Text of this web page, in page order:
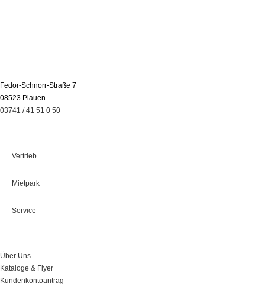
Fedor-Schnorr-Straße 7
08523 Plauen
03741 / 41 51 0 50
Vertrieb
Mietpark
Service
Über Uns
Kataloge & Flyer
Kundenkontoantrag